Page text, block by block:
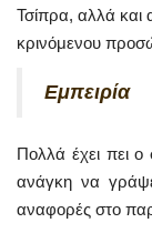
Τσίπρα, αλλά και
κρινόμενου
Εμπειρία
Πολλά έχει πει ο
ανάγκη να
αναφορές στο